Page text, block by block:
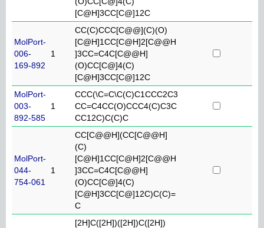
[C@H]3CC[C@]12C
MolPort-
006-
169-892
1
CC(C)CCC[C@@](C)(O)
[C@H]1CC[C@H]2[C@@H
]3CC=C4C[C@@H]
(O)CC[C@]4(C)
[C@H]3CC[C@]12C
MolPort-
003-
892-585
1
CCC(\C=C\C(C)C1CCC2C3
CC=C4CC(O)CCC4(C)C3C
CC12C)C(C)C
MolPort-
044-
754-061
1
CC[C@@H](CC[C@@H]
(C)
[C@H]1CC[C@H]2[C@@H
]3CC=C4C[C@@H]
(O)CC[C@]4(C)
[C@H]3CC[C@]12C)C(C)=
C
[2H]C([2H])([2H])C([2H])